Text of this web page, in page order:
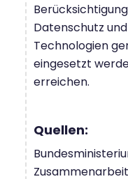
Datenschutz
Technologien
eingesetzt
erreichen.
Quellen: